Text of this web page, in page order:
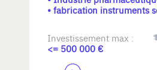
• fabrication instruments
Investissement max :
<= 500 000 €